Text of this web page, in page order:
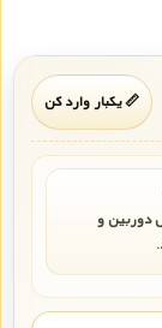
📏 یکبار وارد کن
دوربین و